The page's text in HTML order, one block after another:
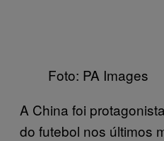
Foto: PA Images
A China foi
do futebol nos últimos